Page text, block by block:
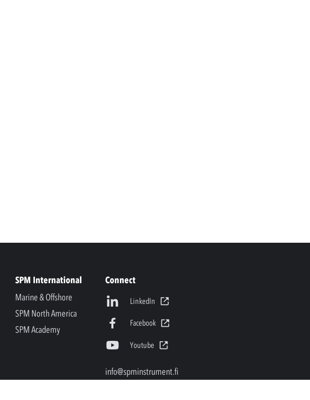
SPM International
Marine & Offshore
SPM North America
SPM Academy
Connect
LinkedIn
Facebook
Youtube
info@spminstrument.fi